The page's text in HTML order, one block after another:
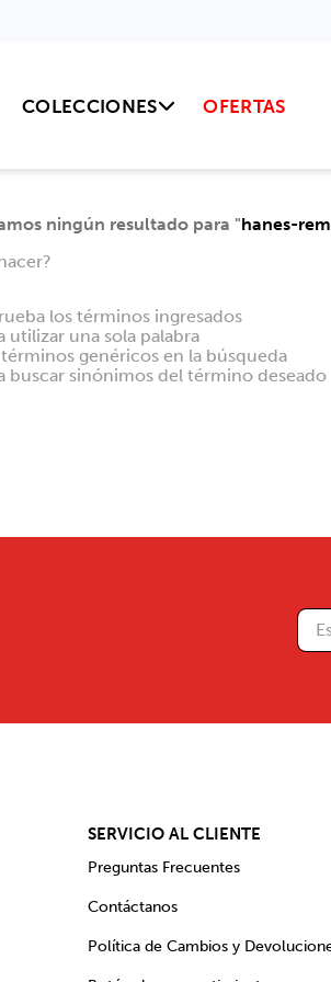
COLECCIONES OFERTAS
ningún resultado para "hanes-
los términos ingresados
utilizar una sola palabra
genéricos en la búsqueda
buscar sinónimos del término deseado
SERVICIO AL CLIENTE
Preguntas Frecuentes
Contáctanos
Política de Cambios y